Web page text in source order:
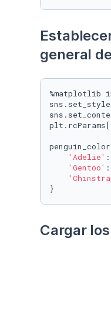
general
%matplotlib
plt.rcParams[
'Adelie' :
'Gentoo' :
}
Cargar